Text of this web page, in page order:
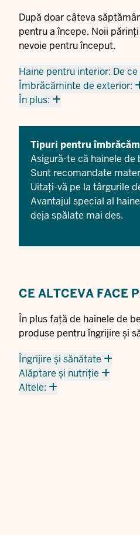
După doar câteva
pentru a începe. Noii
nevoie pentru început.
Haine pentru interior: De
Îmbrăcăminte de exterior:
În plus:
Tipuri pentru
Asigură-te că hainele
Sunt recomandate
Uitați-vă pe la târgurile
Avantajul special al
deja spălate mai des.
CE ALTCEVA FACE
În plus față de hainele de
produse pentru îngrijire și
Îngrijire și sănătate
Alăptare și nutriție
Altele: